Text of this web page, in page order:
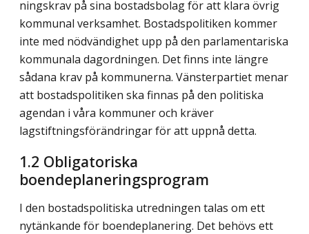
nings­krav på sina bostadsbolag för att klara övrig
kommunal verksamhet. Bostadspolitiken kommer
inte med nödvändighet upp på den parlamentariska
kommunala dagordningen. Det finns inte längre
sådana krav på kommuner­na. Vänsterpartiet menar
att bostadspolitiken ska finnas på den politiska
agendan i våra kommuner och kräver
lagstiftningsförändringar för att uppnå detta.
1.2 Obligatoriska
boendeplaneringsprogram
I den bostadspolitiska utredningen talas om ett
nytänkande för boendeplanering. Det behövs ett